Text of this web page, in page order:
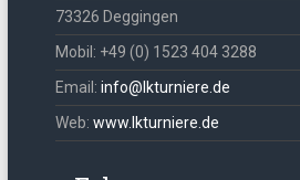
73326 Deggingen
Mobil: +49 (0) 1523 404 3288
Email: info@lkturniere.de
Web: www.lkturniere.de